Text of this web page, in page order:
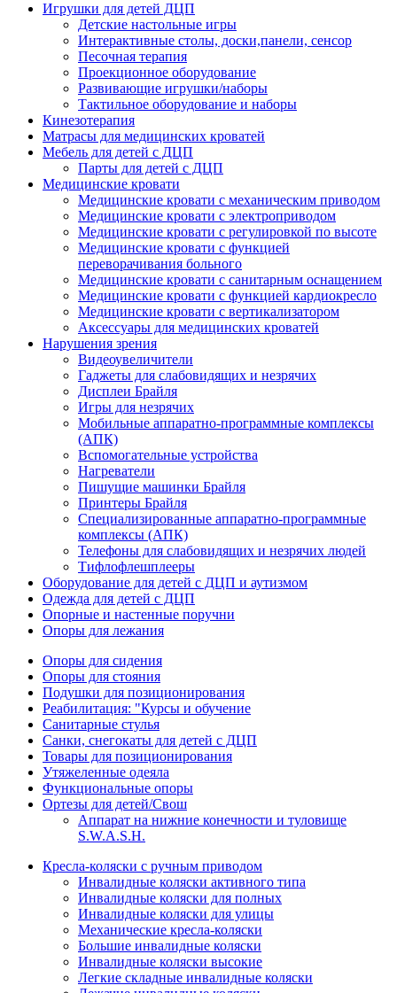
Игрушки для детей ДЦП
Детские настольные игры
Интерактивные столы, доски,панели, сенсор
Песочная терапия
Проекционное оборудование
Развивающие игрушки/наборы
Тактильное оборудование и наборы
Кинезотерапия
Матрасы для медицинских кроватей
Мебель для детей с ДЦП
Парты для детей с ДЦП
Медицинские кровати
Медицинские кровати с механическим приводом
Медицинские кровати с электроприводом
Медицинские кровати с регулировкой по высоте
Медицинские кровати с функцией
переворачивания больного
Медицинские кровати с санитарным оснащением
Медицинские кровати с функцией кардиокресло
Медицинские кровати с вертикализатором
Аксессуары для медицинских кроватей
Нарушения зрения
Видеоувеличители
Гаджеты для слабовидящих и незрячих
Дисплеи Брайля
Игры для незрячих
Мобильные аппаратно-программные комплексы
(АПК)
Вспомогательные устройства
Нагреватели
Пишущие машинки Брайля
Принтеры Брайля
Специализированные аппаратно-программные
комплексы (АПК)
Телефоны для слабовидящих и незрячих людей
Тифлофлешплееры
Оборудование для детей с ДЦП и аутизмом
Одежда для детей с ДЦП
Опорные и настенные поручни
Опоры для лежания
Опоры для сидения
Опоры для стояния
Подушки для позиционирования
Реабилитация: "Курсы и обучение
Санитарные стулья
Санки, снегокаты для детей с ДЦП
Товары для позиционирования
Утяжеленные одеяла
Функциональные опоры
Ортезы для детей/Свош
Аппарат на нижние конечности и туловище
S.W.A.S.H.
Кресла-коляски с ручным приводом
Инвалидные коляски активного типа
Инвалидные коляски для полных
Инвалидные коляски для улицы
Механические кресла-коляски
Большие инвалидные коляски
Инвалидные коляски высокие
Легкие складные инвалидные коляски